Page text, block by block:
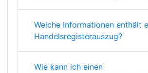
Welche Informationen enthält
Handelsregisterauszug?
Wie kann ich einen